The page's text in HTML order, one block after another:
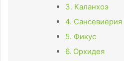
3. Каланхоэ
4. Сансевиерия
5. Фикус
6. Орхидея